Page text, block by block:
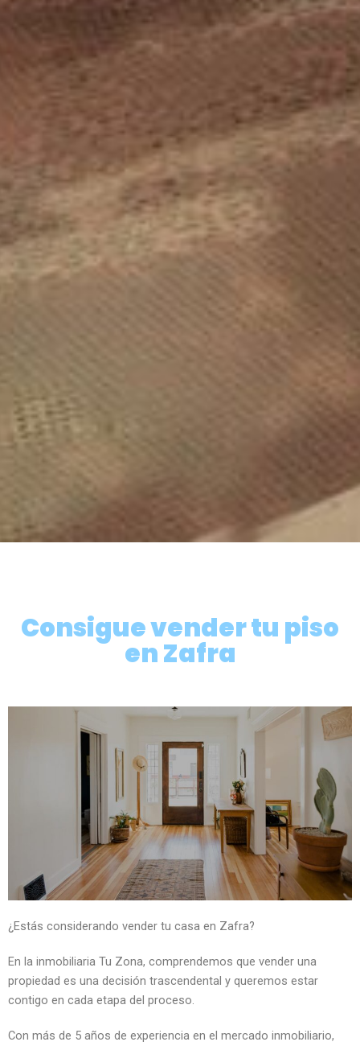
Consigue vender tu piso
en Zafra
¿Estás considerando vender tu casa en Zafra?
En la inmobiliaria Tu Zona, comprendemos que vender una
propiedad es una decisión trascendental y queremos estar
contigo en cada etapa del proceso.
Con más de 5 años de experiencia en el mercado inmobiliario,